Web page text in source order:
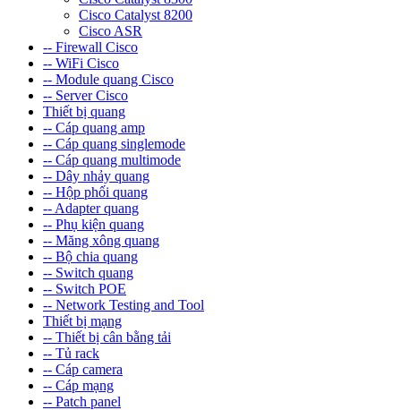
Cisco Catalyst 8200
Cisco ASR
-- Firewall Cisco
-- WiFi Cisco
-- Module quang Cisco
-- Server Cisco
Thiết bị quang
-- Cáp quang amp
-- Cáp quang singlemode
-- Cáp quang multimode
-- Dây nhảy quang
-- Hộp phối quang
-- Adapter quang
-- Phụ kiện quang
-- Măng xông quang
-- Bộ chia quang
-- Switch quang
-- Switch POE
-- Network Testing and Tool
Thiết bị mạng
-- Thiết bị cân bằng tải
-- Tủ rack
-- Cáp camera
-- Cáp mạng
-- Patch panel